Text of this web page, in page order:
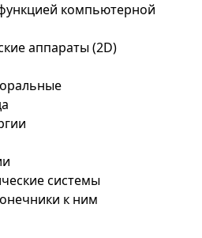
компьютерной
аппараты (2D)
системы
к ним